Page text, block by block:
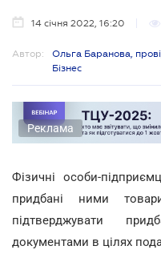
14 січня 2022, 16:20
Автор:
Ольга Баранова,
Бізнес
Реклама
Фізичні особи-
придбані ними
підтверджувати
документами в цілях